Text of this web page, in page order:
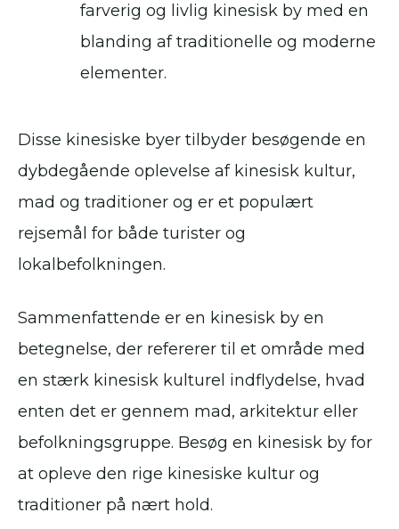
farverig og livlig kinesisk by med en
blanding af traditionelle og moderne
elementer.
Disse kinesiske byer tilbyder besøgende en
dybdegående oplevelse af kinesisk kultur,
mad og traditioner og er et populært
rejsemål for både turister og
lokalbefolkningen.
Sammenfattende er en kinesisk by en
betegnelse, der refererer til et område med
en stærk kinesisk kulturel indflydelse, hvad
enten det er gennem mad, arkitektur eller
befolkningsgruppe. Besøg en kinesisk by for
at opleve den rige kinesiske kultur og
traditioner på nært hold.